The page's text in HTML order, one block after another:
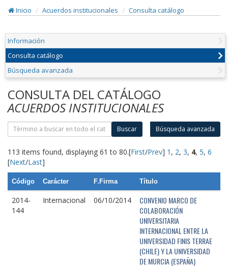
Inicio
Acuerdos institucionales Consulta catálogo
Información
Consulta catálogo
Búsqueda avanzada
CONSULTA DEL CATÁLOGO
ACUERDOS INSTITUCIONALES
Buscar Búsqueda avanzada
113 items found, displaying 61 to 80.[First/Prev] 1 , 2, 3, 4, 5, 6
[Next/Last]
Código Carácter F.Firma Título
2014-
144
Internacional 06/10/2014
CONVENIO MARCO DE
COLABORACIÓN
UNIVERSITARIA
INTERNACIONAL ENTRE LA
UNIVERSIDAD FINIS TERRAE
(CHILE) Y LA UNIVERSIDAD
DE MURCIA (ESPAÑA)